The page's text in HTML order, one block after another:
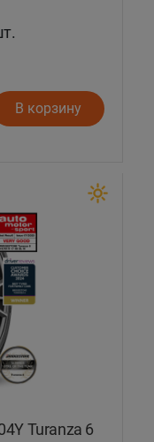
В корзину
Turanza 6